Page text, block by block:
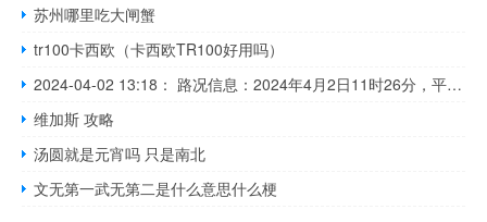
苏州哪里吃大闸蟹
tr100卡西欧（卡西欧TR100好用吗）
2024-04-02 13:18： 路况信息：2024年4月2日11时26分，平洞高速平伍段龙门、长寿、加义、三市、平江南收费站入口因暴雨实行交通管制，至13时14分均已解除交通管制，恢复正常通行。Sa85Za ​​​
维加斯 攻略
汤圆就是元宵吗 只是南北
文无第一武无第二是什么意思什么梗